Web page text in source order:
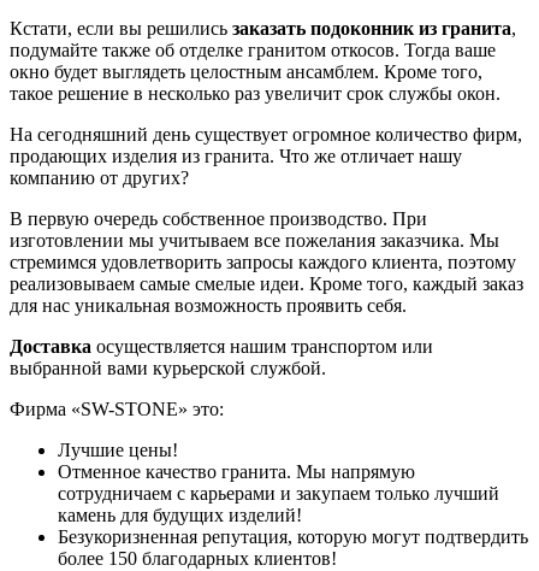
Кстати, если вы решились заказать подоконник из гранита,
подумайте также об отделке гранитом откосов. Тогда ваше
окно будет выглядеть целостным ансамблем. Кроме того,
такое решение в несколько раз увеличит срок службы окон.
На сегодняшний день существует огромное количество фирм,
продающих изделия из гранита. Что же отличает нашу
компанию от других?
В первую очередь собственное производство. При
изготовлении мы учитываем все пожелания заказчика. Мы
стремимся удовлетворить запросы каждого клиента, поэтому
реализовываем самые смелые идеи. Кроме того, каждый заказ
для нас уникальная возможность проявить себя.
Доставка осуществляется нашим транспортом или
выбранной вами курьерской службой.
Фирма «SW-STONE» это:
Лучшие цены!
Отменное качество гранита. Мы напрямую
сотрудничаем с карьерами и закупаем только лучший
камень для будущих изделий!
Безукоризненная репутация, которую могут подтвердить
более 150 благодарных клиентов!